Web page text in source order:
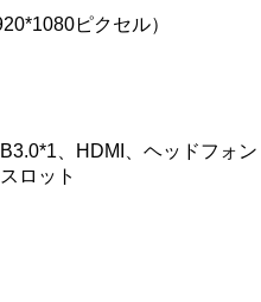
ピクセル）
、HDMI、ヘッドフォン
ロット